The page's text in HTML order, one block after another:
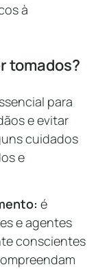
à
tomados?
para
e evitar
cuidados
e
é
e agentes
conscientes